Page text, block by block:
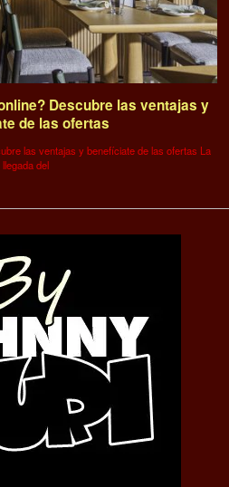
Descubre las ventajas y
de las ofertas
las ventajas y benefíciate de las ofertas La
llegada del